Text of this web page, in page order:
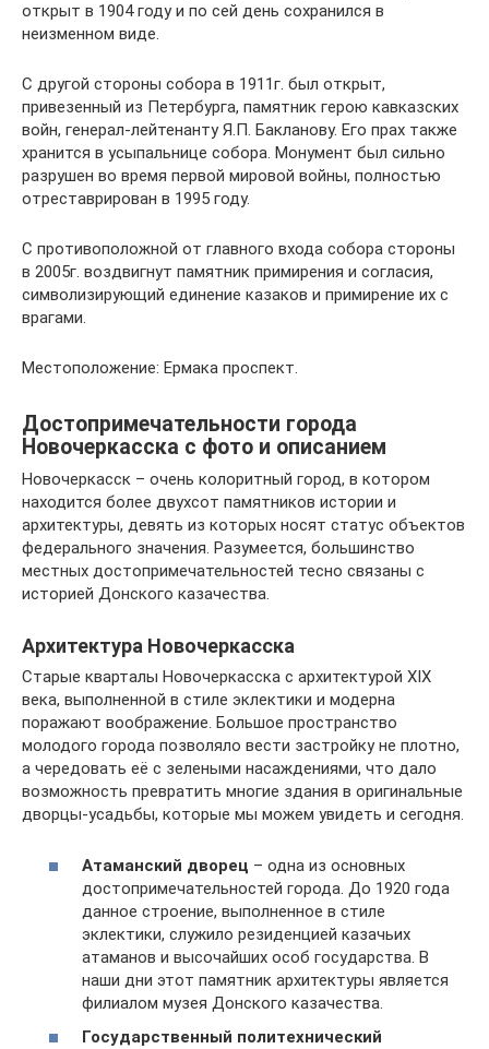
открыт в 1904 году и по сей день сохранился в
неизменном виде.
С другой стороны собора в 1911г. был открыт,
привезенный из Петербурга, памятник герою кавказских
войн, генерал-лейтенанту Я.П. Бакланову. Его прах также
хранится в усыпальнице собора. Монумент был сильно
разрушен во время первой мировой войны, полностью
отреставрирован в 1995 году.
С противоположной от главного входа собора стороны
в 2005г. воздвигнут памятник примирения и согласия,
символизирующий единение казаков и примирение их с
врагами.
Местоположение: Ермака проспект.
Достопримечательности города
Новочеркасска с фото и описанием
Новочеркасск – очень колоритный город, в котором
находится более двухсот памятников истории и
архитектуры, девять из которых носят статус объектов
федерального значения. Разумеется, большинство
местных достопримечательностей тесно связаны с
историей Донского казачества.
Архитектура Новочеркасска
Старые кварталы Новочеркасска с архитектурой XIX
века, выполненной в стиле эклектики и модерна
поражают воображение. Большое пространство
молодого города позволяло вести застройку не плотно,
а чередовать её с зелеными насаждениями, что дало
возможность превратить многие здания в оригинальные
дворцы-усадьбы, которые мы можем увидеть и сегодня.
Атаманский дворец – одна из основных
достопримечательностей города. До 1920 года
данное строение, выполненное в стиле
эклектики, служило резиденцией казачьих
атаманов и высочайших особ государства. В
наши дни этот памятник архитектуры является
филиалом музея Донского казачества.
Государственный политехнический